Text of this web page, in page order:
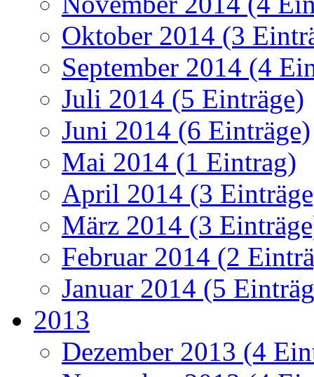
Oktober 2014 (3
September 2014 (4
Juli 2014 (5 Einträge)
Juni 2014 (6 Einträge)
Mai 2014 (1 Eintrag)
April 2014 (3
März 2014 (3
Februar 2014 (2
Januar 2014 (5
2013
Dezember 2013 (4